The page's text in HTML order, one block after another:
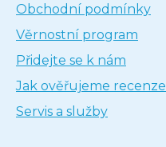
Obchodní podmínky
Věrnostní program
Přidejte se k nám
Jak ověřujeme recenze
Servis a služby